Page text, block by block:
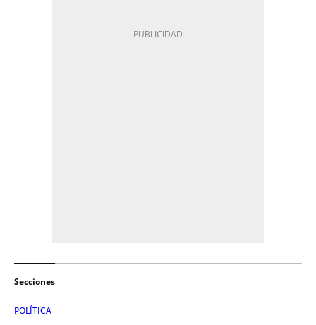
Secciones
POLÍTICA